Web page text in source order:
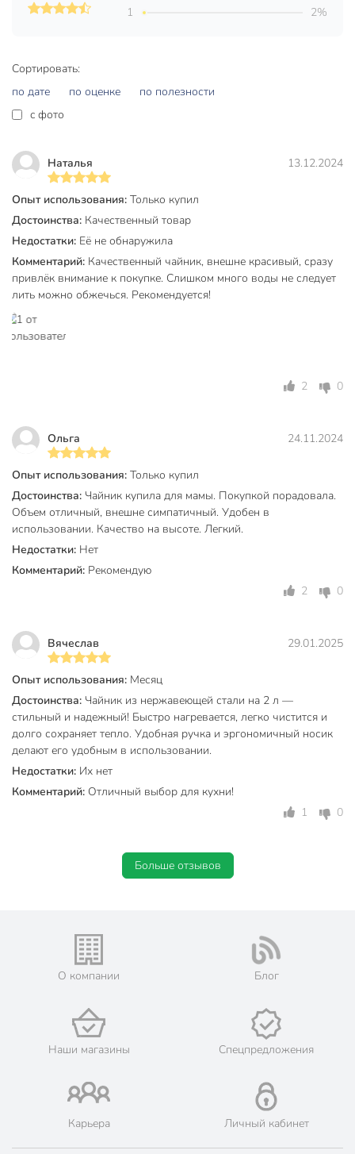
по доступной цене. Закажите сейчас — гарантия 12
месяцев и быстрая доставка!
Для каких плит подходит этот чайник?
Чайник Daniks GS-04427A-2 совместим с индукционными,
дну.
Да, корпус из нержавеющей стали и отсутствие эмали
позволяют безопасно мыть чайник в посудомоечной
машине — это экономит время и силы.
Какой объём у чайника и есть ли у него свисток?
Объём чайника — 2 литра, свистка нет, что облегчает уход
и делает его удобным для быстрого кипячения воды.
зеркальный, нержавеющая сталь, Daniks, индукция, GS-
04427A-2» и другие товары в нашем интернет-магазине в
Техническая информация
Диаметр дна, см
Объем, л
2 л
Бренд
Daniks
Страна производства
нержавеющая
Эмалированное покрытие
Особенности
недорогой
Со свистком
без свистка
Термоизолированная ручка
ручкой
без рисунков
серебристый
Совместимые плиты
для газовых плит
для галогеновых
конфорок
для индукционных
стеклокерамических
плит
для электрических
Сортировать:
по дате
по оценке
по полезности
c фото
Наталья 13.12.2024
Опыт использования: Только купил
Достоинства: Качественный товар
Недостатки: Её не обнаружила
Комментарий: Качественный чайник, внешне красивый, сразу
привлёк внимание к покупке. Слишком много воды не следует
лить можно обжечься. Рекомендуется!
2 0
Ольга 24.11.2024
Опыт использования: Только купил
Достоинства: Чайник купила для мамы. Покупкой порадовала.
Объем отличный, внешне симпатичный. Удобен в
использовании. Качество на высоте. Легкий.
Недостатки: Нет
Комментарий: Рекомендую
2
0
Вячеслав 29.01.2025
Опыт использования: Месяц
Достоинства: Чайник из нержавеющей стали на 2 л —
стильный и надежный! Быстро нагревается, легко чистится и
долго сохраняет тепло. Удобная ручка и эргономичный носик
делают его удобным в использовании.
Недостатки: Их нет
Комментарий: Отличный выбор для кухни!
1
0
Больше отзывов
1
2%
О компании Блог
Наши магазины Спецпредложения
Карьера Личный кабинет